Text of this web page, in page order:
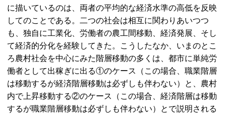
に描いているのは、両者の平均的な経済水準の高低を反映
してのことである。二つの社会は相互に関わりあいつつ
も、独自に工業化、労働者の農工間移動、経済発展、そし
て経済的分化を経験してきた。こうしたなか、いまのとこ
ろ農村社会を中心にみた階層移動の多くは、都市に単純労
働者として出稼ぎに出る①のケース（この場合、職業階層
は移動するが経済階層移動は必ずしも伴わない）と、農村
内で上昇移動する②のケース（この場合、経済階層は移動
するが職業階層移動は必ずしも伴わない）とで説明される